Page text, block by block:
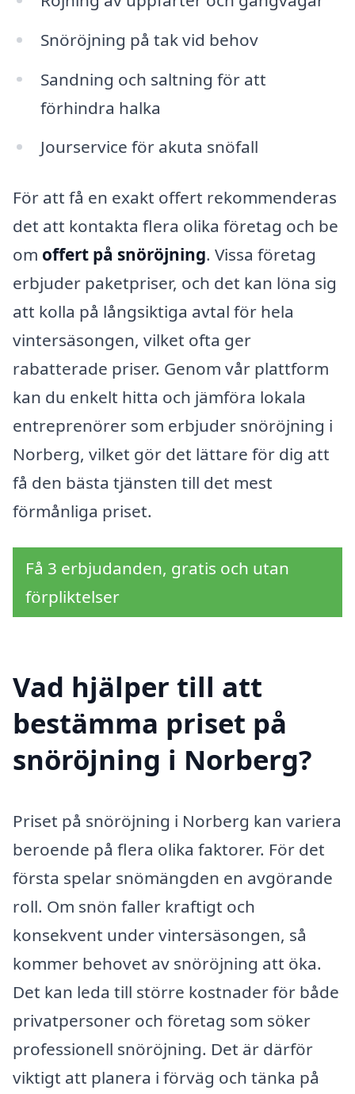
Snöröjning på tak vid behov
Sandning och saltning för att
förhindra halka
Jourservice för akuta snöfall
För att få en exakt offert rekommenderas
det att kontakta flera olika företag och be
om offert på snöröjning. Vissa företag
erbjuder paketpriser, och det kan löna sig
att kolla på långsiktiga avtal för hela
vintersäsongen, vilket ofta ger
rabatterade priser. Genom vår plattform
kan du enkelt hitta och jämföra lokala
entreprenörer som erbjuder snöröjning i
Norberg, vilket gör det lättare för dig att
få den bästa tjänsten till det mest
förmånliga priset.
Få 3 erbjudanden, gratis och utan
förpliktelser
Vad hjälper till att
bestämma priset på
snöröjning i Norberg?
Priset på snöröjning i Norberg kan variera
beroende på flera olika faktorer. För det
första spelar snömängden en avgörande
roll. Om snön faller kraftigt och
konsekvent under vintersäsongen, så
kommer behovet av snöröjning att öka.
Det kan leda till större kostnader för både
privatpersoner och företag som söker
professionell snöröjning. Det är därför
viktigt att planera i förväg och tänka på